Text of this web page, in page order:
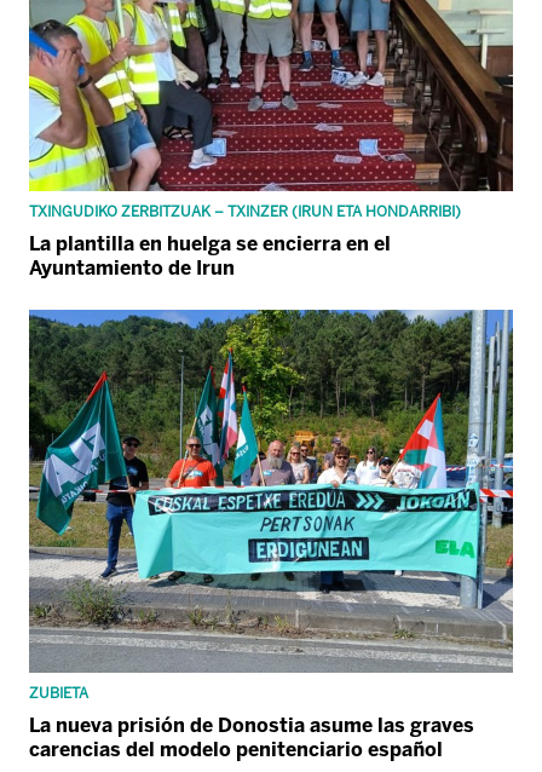
TXINGUDIKO ZERBITZUAK – TXINZER (IRUN ETA HONDARRIBI)
La plantilla en huelga se encierra en el
Ayuntamiento de Irun
ZUBIETA
La nueva prisión de Donostia asume las graves
carencias del modelo penitenciario español